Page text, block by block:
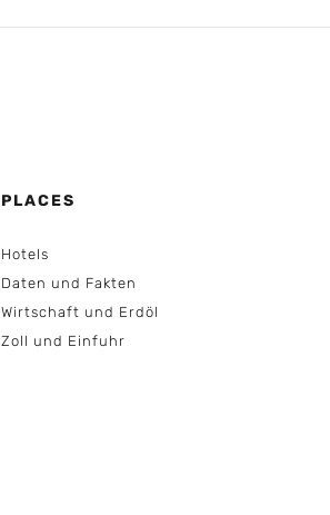
PLACES
Hotels
Daten und Fakten
Wirtschaft und Erdöl
Zoll und Einfuhr